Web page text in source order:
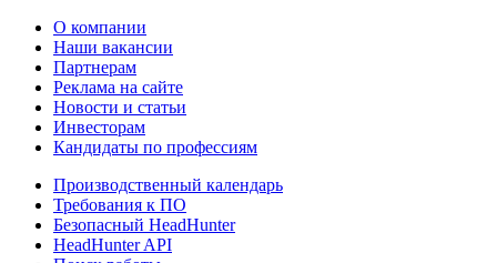
О компании
Наши вакансии
Партнерам
Реклама на сайте
Новости и статьи
Инвесторам
Кандидаты по профессиям
Производственный календарь
Требования к ПО
Безопасный HeadHunter
HeadHunter API